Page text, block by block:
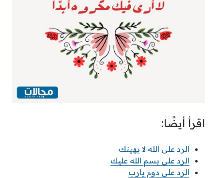
اقرأ أيضًا:
الرد على الله لا يهينك
الرد على بسم الله عليك
الرد على دوم يارب